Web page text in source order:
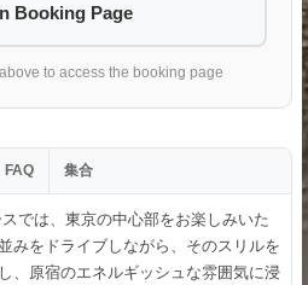
Booking Page
to access the booking page
FAQ 集合
では、東京の中心部をお楽しみいた
みをドライブしながら、そのスリルを
、原宿のエネルギッシュな雰囲気に浸